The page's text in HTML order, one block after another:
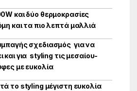
και δύο θερμοκρασίες
και τα πιο λεπτά μαλλιά
σχεδιασμός για να
και για styling τις μεσαίου-
με ευκολία
το styling μέγιστη ευκολία